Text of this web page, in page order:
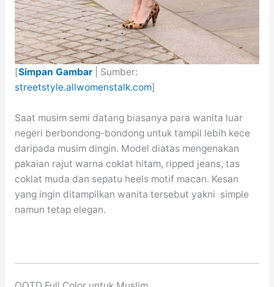
[Simpan Gambar| Sumber:
streetstyle.allwomenstalk.com]
Saat musim semi datang biasanya para wanita luar
negeri berbondong-bondong untuk tampil lebih kece
daripada musim dingin. Model diatas mengenakan
pakaian rajut warna coklat hitam, ripped jeans, tas
coklat muda dan sepatu heels motif macan. Kesan
yang ingin ditampilkan wanita tersebut yakni simple
namun tetap elegan.